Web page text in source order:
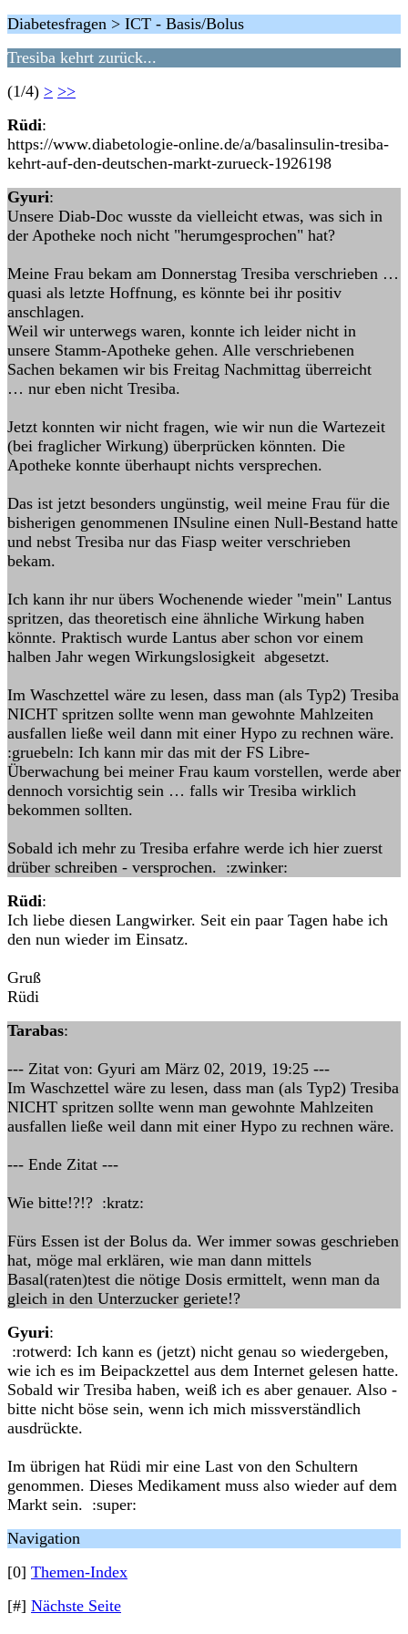
Diabetesfragen > ICT - Basis/Bolus
Tresiba kehrt zurück...
(1/4) > >>
Rüdi:
https://www.diabetologie-online.de/a/basalinsulin-tresiba-
kehrt-auf-den-deutschen-markt-zurueck-1926198
Gyuri:
Unsere Diab-Doc wusste da vielleicht etwas, was sich in
der Apotheke noch nicht "herumgesprochen" hat?
Meine Frau bekam am Donnerstag Tresiba verschrieben …
quasi als letzte Hoffnung, es könnte bei ihr positiv
anschlagen.
Weil wir unterwegs waren, konnte ich leider nicht in
unsere Stamm-Apotheke gehen. Alle verschriebenen
Sachen bekamen wir bis Freitag Nachmittag überreicht
… nur eben nicht Tresiba.
Jetzt konnten wir nicht fragen, wie wir nun die Wartezeit
(bei fraglicher Wirkung) überprücken könnten. Die
Apotheke konnte überhaupt nichts versprechen.
Das ist jetzt besonders ungünstig, weil meine Frau für die
bisherigen genommenen INsuline einen Null-Bestand hatte
und nebst Tresiba nur das Fiasp weiter verschrieben
bekam.
Ich kann ihr nur übers Wochenende wieder "mein" Lantus
spritzen, das theoretisch eine ähnliche Wirkung haben
könnte. Praktisch wurde Lantus aber schon vor einem
halben Jahr wegen Wirkungslosigkeit abgesetzt.
Im Waschzettel wäre zu lesen, dass man (als Typ2) Tresiba
NICHT spritzen sollte wenn man gewohnte Mahlzeiten
ausfallen ließe weil dann mit einer Hypo zu rechnen wäre.
:gruebeln: Ich kann mir das mit der FS Libre-
Überwachung bei meiner Frau kaum vorstellen, werde aber
dennoch vorsichtig sein … falls wir Tresiba wirklich
bekommen sollten.
Sobald ich mehr zu Tresiba erfahre werde ich hier zuerst
drüber schreiben - versprochen. :zwinker:
Rüdi:
Ich liebe diesen Langwirker. Seit ein paar Tagen habe ich
den nun wieder im Einsatz.
Gruß
Rüdi
Tarabas:
--- Zitat von: Gyuri am März 02, 2019, 19:25 ---
Im Waschzettel wäre zu lesen, dass man (als Typ2) Tresiba
NICHT spritzen sollte wenn man gewohnte Mahlzeiten
ausfallen ließe weil dann mit einer Hypo zu rechnen wäre.
--- Ende Zitat ---
Wie bitte!?!? :kratz:
Fürs Essen ist der Bolus da. Wer immer sowas geschrieben
hat, möge mal erklären, wie man dann mittels
Basal(raten)test die nötige Dosis ermittelt, wenn man da
gleich in den Unterzucker geriete!?
Gyuri:
:rotwerd: Ich kann es (jetzt) nicht genau so wiedergeben,
wie ich es im Beipackzettel aus dem Internet gelesen hatte.
Sobald wir Tresiba haben, weiß ich es aber genauer. Also -
bitte nicht böse sein, wenn ich mich missverständlich
ausdrückte.
Im übrigen hat Rüdi mir eine Last von den Schultern
genommen. Dieses Medikament muss also wieder auf dem
Markt sein. :super:
Navigation
[0] Themen-Index
[#] Nächste Seite